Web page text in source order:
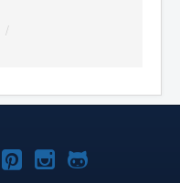
/
Joomla!
Joomla!Joomla!